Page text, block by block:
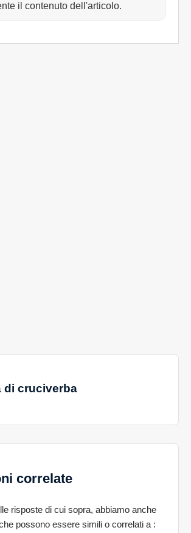
il contenuto dell'articolo.
di cruciverba
correlate
risposte di cui sopra, abbiamo anche
possono essere simili o correlati a :